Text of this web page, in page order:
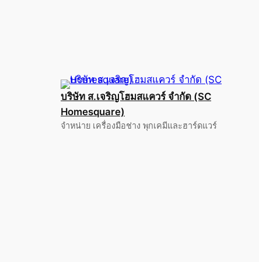
บริษัท ส.เจริญโฮมสแควร์ จำกัด (SC
Homesquare)
จำหน่าย เครื่องมือช่าง พุกเคมีและฮาร์ดแวร์